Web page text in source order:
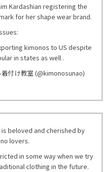
Kardashian registering the
for her shape wear brand.
kimonos to US despite
in states as well .
付け教室 (@kimonosunao)
beloved and cherished by
lovers.
in some way when we try
clothing in the future.